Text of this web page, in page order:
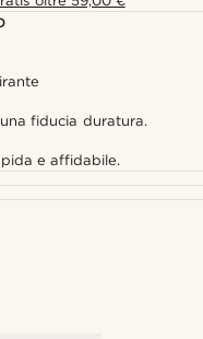
fiducia duratura.
e affidabile.